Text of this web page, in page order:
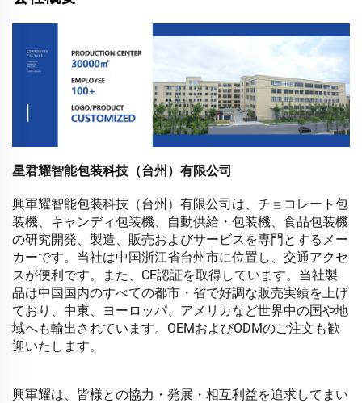
星君耀智能包装科技（台州）有限公司
興軍耀智能包装科技（台州）有限公司は、チョコレート包
装機、キャンディ包装機、自動供給・包装機、食品包装機
の研究開発、製造、販売およびサービスを専門とするメー
カーです。当社は中国浙江省台州市に位置し、交通アクセ
スが便利です。また、CE認証を取得しています。当社製
品は中国国内のすべての都市・省で好調な販売実績を上げ
ており、中東、ヨーロッパ、アメリカなど世界中の国や地
域へも輸出されています。OEMおよびODMのご注文も歓
迎いたします。
興軍耀は、皆様との協力・発展・相互利益を追求してまい